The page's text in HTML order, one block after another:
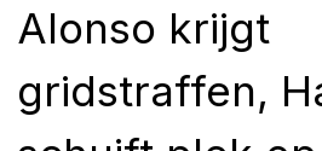
Alonso krijgt
gridstraffen,